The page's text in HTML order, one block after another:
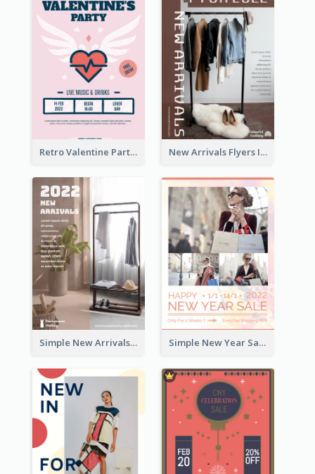
Retro Valentine Party Pink Flyers Design Templates New Arrivals Flyers In In Brown Colour Tone
Simple New Arrivals Flyer For The Coming Year Simple New Year Sale Flyer In Light Colour Tone